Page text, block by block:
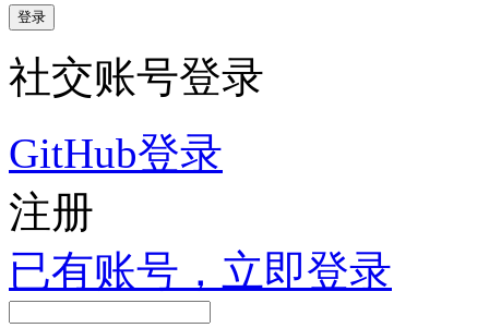
登录
社交账号登录
GitHub登录
注册
已有账号，立即登录